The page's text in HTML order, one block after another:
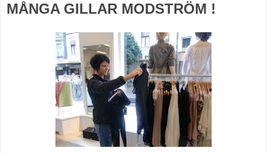
MÅNGA GILLAR MODSTRÖM !